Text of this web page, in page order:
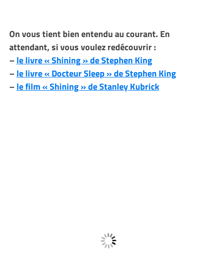
On vous tient bien entendu au courant. En
attendant, si vous voulez redécouvrir :
– le livre « Shining » de Stephen King
– le livre « Docteur Sleep » de Stephen King
– le film « Shining » de Stanley Kubrick